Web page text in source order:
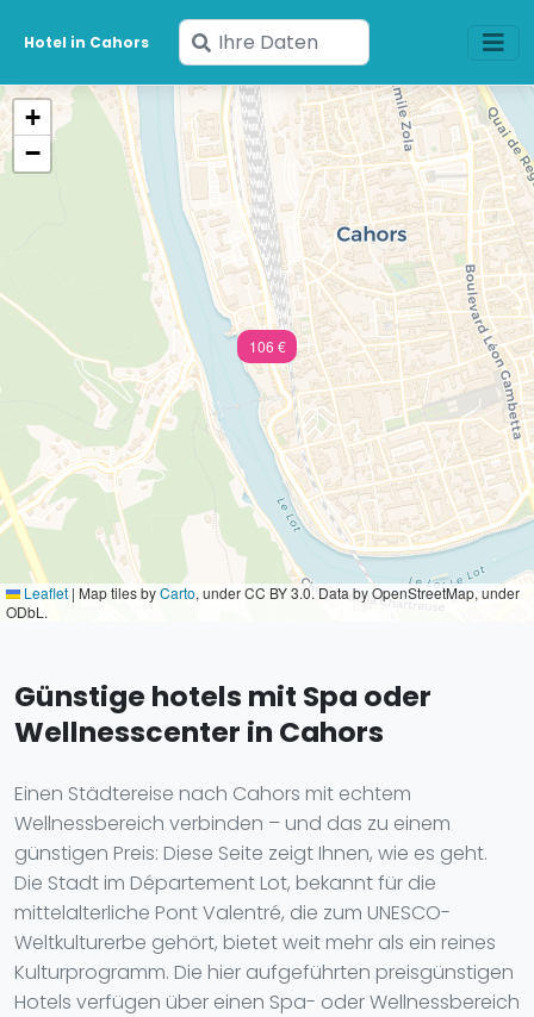
Hotel in Cahors
Geben
Sie
Ihre
Daten
ein
106 €
+
−
Leaflet | Map tiles byCarto, under CC BY 3.0. Data by OpenStreetMap, under
ODbL.
Günstige hotels mit Spa oder
Wellnesscenter in Cahors
Einen Städtereise nach Cahors mit echtem
Wellnessbereich verbinden – und das zu einem
günstigen Preis: Diese Seite zeigt Ihnen, wie es geht.
Die Stadt im Département Lot, bekannt für die
mittelalterliche Pont Valentré, die zum UNESCO-
Weltkulturerbe gehört, bietet weit mehr als ein reines
Kulturprogramm. Die hier aufgeführten preisgünstigen
Hotels verfügen über einen Spa- oder Wellnessbereich